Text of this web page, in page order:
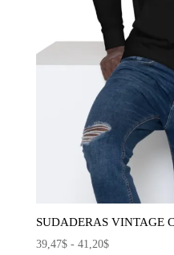
SUDADERAS VINTAGE
39,47$ - 41,20$Rango